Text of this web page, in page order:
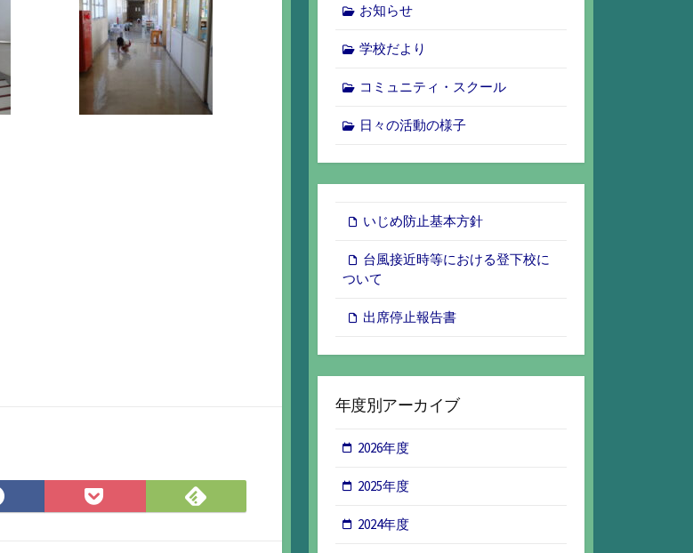
Facebook
で
Pocket
に
Feedly
で
お知らせ
学校だより
コミュニティ・スクール
日々の活動の様子
いじめ防止基本方針
台風接近時等における登下校に
ついて
出席停止報告書
年度別アーカイブ
2026年度
2025年度
2024年度